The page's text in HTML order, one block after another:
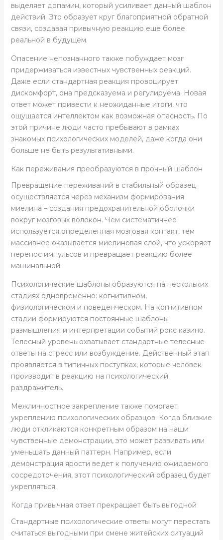
выделяет допамин, который усиливает данный шаблон
действий. Это образует круг благоприятной обратной
связи, создавая привычную реакцию еще более
реальной в будущем.
Опасение непознанного также побуждает мозг
придерживаться известных чувственных реакций.
Даже если стандартная реакция провоцирует
дискомфорт, она предсказуема и регулируема. Новая
ответ может привести к неожиданные итоги, что
ощущается интеллектом как возможная опасность. По
этой причине люди часто пребывают в рамках
знакомых психологических моделей, даже когда они
больше не быть результативными.
Как переживания преобразуются в прочный шаблон
Превращение переживаний в стабильный образец
осуществляется через механизм формирования
миелина – создания предохранительной оболочки
вокруг мозговых волокон. Чем систематичнее
используется определенная мозговая контакт, тем
массивнее оказывается миелиновая слой, что ускоряет
перенос импульсов и превращает реакцию более
машинальной.
Психологические шаблоны образуются на нескольких
стадиях одновременно: когнитивном,
физиологическом и поведенческом. На когнитивном
стадии формируются постоянные шаблоны
размышления и интерпретации событий рокс казино.
Телесный уровень охватывает стандартные телесные
ответы на стресс или возбуждение. Действенный этап
проявляется в типичных поступках, которые человек
производит в реакцию на психологический
раздражитель.
Межличностное закрепление также помогает
укреплению психологических образцов. Когда близкие
люди откликаются конкретным образом на наши
чувственные демонстрации, это может развивать или
уменьшать данный паттерн. Например, если
демонстрация ярости ведет к получению ожидаемого
сосредоточения, этот психологический образец будет
укрепляться.
Когда привычная ответ прекращает быть выгодной
Стандартные психологические ответы могут перестать
считаться выгодными при смене житейских ситуаций